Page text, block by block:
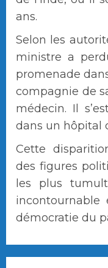
ans.
Selon les
ministre a
promenade
compagnie de
médecin. Il
dans un hôpital
Cette
des figures
les plus
démocratie du